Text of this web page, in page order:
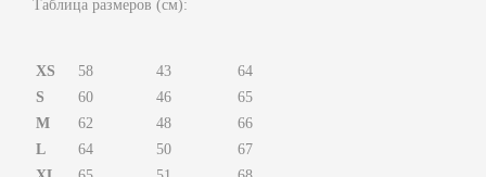
Таблица размеров (см):
XS 58 43
64
S
60 46
65
M
62 48
66
L
64 50
67